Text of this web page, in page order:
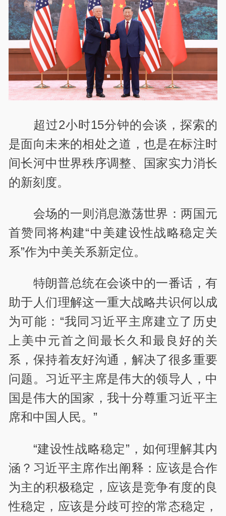
超过2小时15分钟的会谈，探索的
是面向未来的相处之道，也是在标注时
间长河中世界秩序调整、国家实力消长
的新刻度。
会场的一则消息激荡世界：两国元
首赞同将构建“中美建设性战略稳定关
系”作为中美关系新定位。
特朗普总统在会谈中的一番话，有
助于人们理解这一重大战略共识何以成
为可能：“我同习近平主席建立了历史
上美中元首之间最长久和最良好的关
系，保持着友好沟通，解决了很多重要
问题。习近平主席是伟大的领导人，中
国是伟大的国家，我十分尊重习近平主
席和中国人民。”
“建设性战略稳定”，如何理解其内
涵？习近平主席作出阐释：应该是合作
为主的积极稳定，应该是竞争有度的良
性稳定，应该是分歧可控的常态稳定，